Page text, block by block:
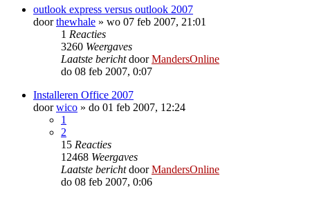
outlook express versus outlook 2007
doorthewhale » wo 07 feb 2007, 21:01
1 Reacties
3260 Weergaves
Laatste berichtdoorMandersOnline
do 08 feb 2007, 0:07
Installeren Office 2007
doorwico » do 01 feb 2007, 12:24
1
2
15 Reacties
12468 Weergaves
Laatste berichtdoorMandersOnline
do 08 feb 2007, 0:06